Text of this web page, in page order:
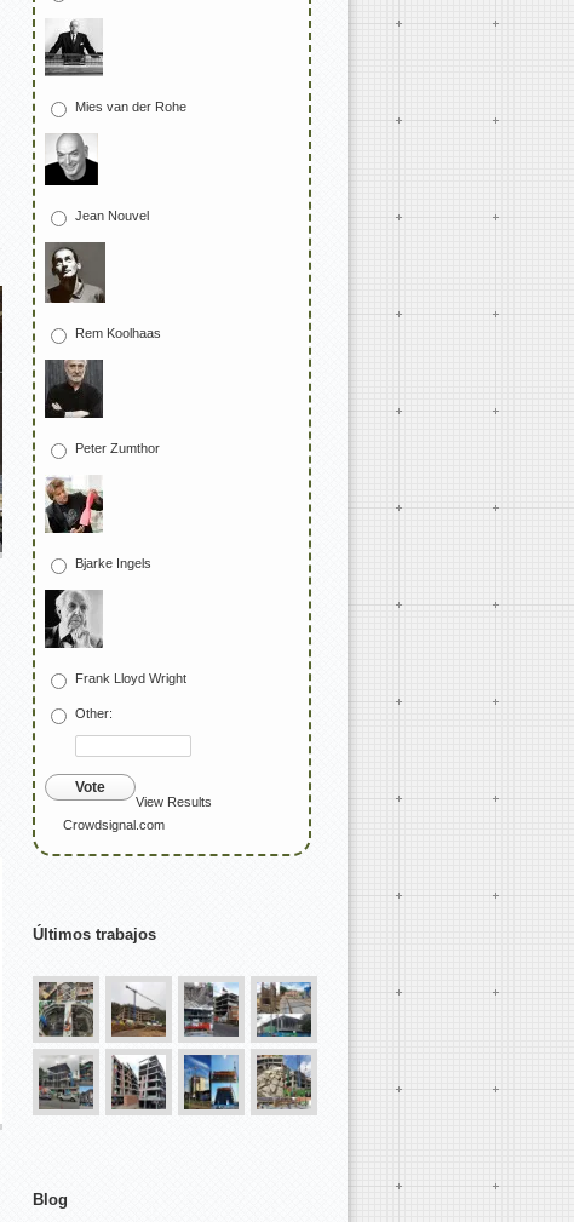
Mies van der Rohe
Jean Nouvel
Rem Koolhaas
Peter Zumthor
Bjarke Ingels
Frank Lloyd Wright
Other:
Vote
View Results
Crowdsignal.com
Últimos trabajos
Blog